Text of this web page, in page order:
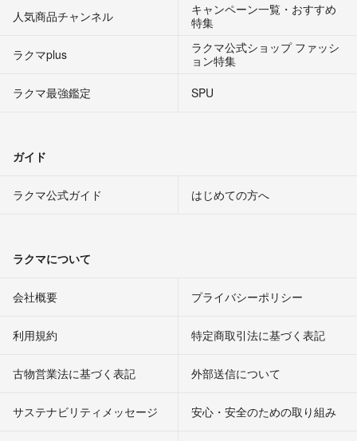
人気商品チャンネル
キャンペーン一覧・おすすめ
特集
ラクマplus
ラクマ公式ショップ ファッシ
ョン特集
ラクマ最強鑑定
SPU
ガイド
ラクマ公式ガイド はじめての方へ
ラクマについて
会社概要 プライバシーポリシー
利用規約 特定商取引法に基づく表記
古物営業法に基づく表記 外部送信について
サステナビリティメッセージ 安心・安全のための取り組み